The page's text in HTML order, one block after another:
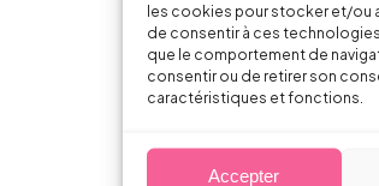
les cookies pour stocker et/ou
de consentir à ces
que le comportement de
consentir ou de retirer son
caractéristiques et fonctions.
Accepter